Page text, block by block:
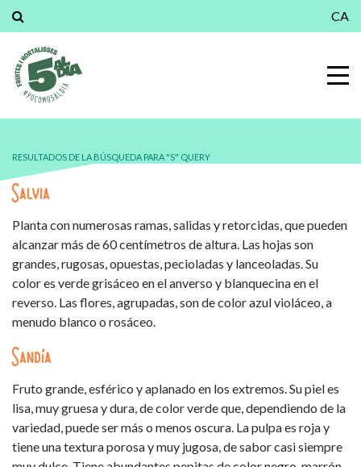
CA
RESULTADOS DE LA BÚSQUEDA PARA "S" QUERY
Salvia
Planta con numerosas ramas, salidas y retorcidas, que pueden
alcanzar más de 60 centímetros de altura. Las hojas son
grandes, rugosas, opuestas, pecioladas y lanceoladas. Su
color es verde grisáceo en el anverso y blanquecina en el
reverso. Las flores, agrupadas, son de color azul violáceo, a
menudo blanco o rosáceo.
Sandía
Fruto grande, esférico y aplanado en los extremos. Su piel es
lisa, muy gruesa y dura, de color verde que, dependiendo de la
variedad, puede ser más o menos oscura. La pulpa es roja y
tiene una textura porosa y muy jugosa, de sabor casi siempre